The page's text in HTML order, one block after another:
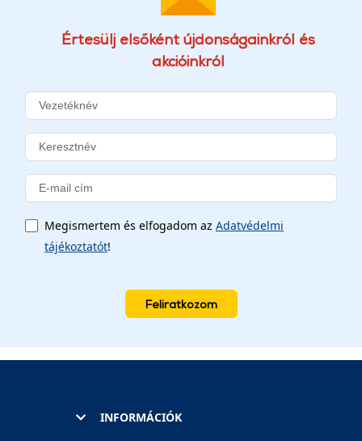
Értesülj elsőként újdonságainkról és
akcióinkról
Megismertem és elfogadom az Adatvédelmi
tájékoztatót!
Feliratkozom
INFORMÁCIÓK